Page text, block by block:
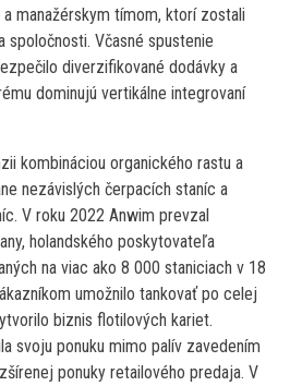
manažérskym tímom, ktorí zostali
Včasné spustenie
diverzifikované dodávky a
dominujú vertikálne integrovaní
kombináciou organického rastu a
nezávislých čerpacích staníc a
V roku 2022 Anwim prevzal
holandského poskytovateľa
na viac ako 8 000 staniciach v 18
umožnilo tankovať po celej
biznis flotilových kariet.
svoju ponuku mimo palív zavedením
ponuky retailového predaja. V